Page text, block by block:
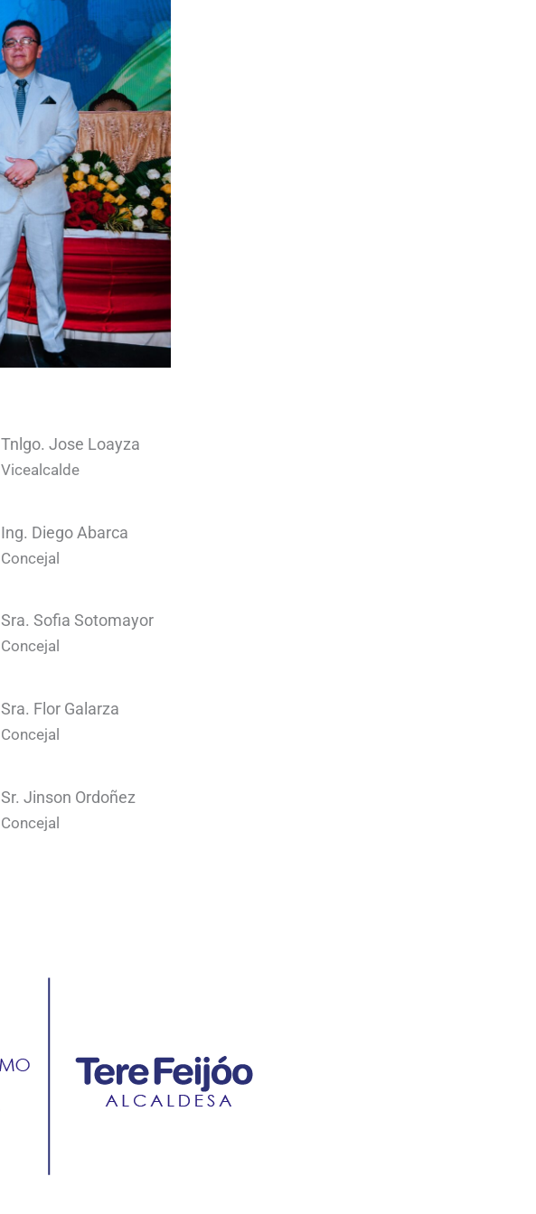
Tnlgo. Jose Loayza
Vicealcalde
Ing. Diego Abarca
Concejal
Sra. Sofia Sotomayor
Concejal
Sra. Flor Galarza
Concejal
Sr. Jinson Ordoñez
Concejal